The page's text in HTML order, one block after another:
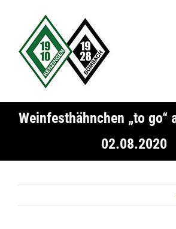
springen
Weinfesthähnchen „to go“
02.08.2020